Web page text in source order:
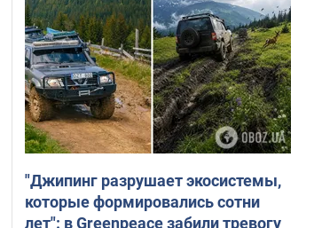
"Джипинг разрушает экосистемы,
которые формировались сотни
лет": в Greenpeace забили тревогу